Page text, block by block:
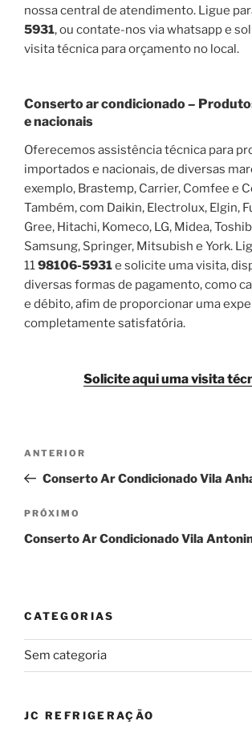
nossa central de atendimento. Ligue
5931, ou contate-nos via whatsapp e
visita técnica para orçamento no local.
Conserto ar condicionado –
e nacionais
Oferecemos assistência técnica para
importados e nacionais, de diversas
exemplo, Brastemp, Carrier, Comfee e
Também, com Daikin, Electrolux, Elgin,
Gree, Hitachi, Komeco, LG, Midea,
Samsung, Springer, Mitsubish e York.
1198106-5931e solicite uma visita,
diversas formas de pagamento, como
e débito, afim de proporcionar uma
completamente satisfatória.
Solicite aqui uma visita
Navegação
Post
Post
anterior
ANTERIOR
Conserto Ar Condicionado Vila
Próximo
post
PRÓXIMO
Conserto Ar Condicionado Vila
CATEGORIAS
Sem categoria
JC REFRIGERAÇÃO